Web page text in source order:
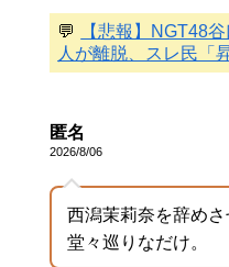
💬
【悲報】NGT48
人が離脱、スレ民「
匿名
2026/8/06
西潟茉莉奈を辞め
堂々巡りなだけ。